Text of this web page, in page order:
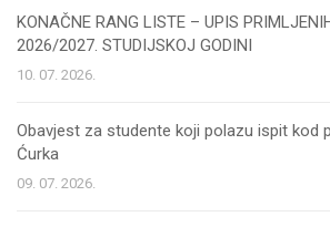
KONAČNE RANG LISTE – UPIS
2026/2027. STUDIJSKOJ GODINI
10. 07. 2026.
Obavjest za studente koji polazu ispit kod
Ćurka
09. 07. 2026.